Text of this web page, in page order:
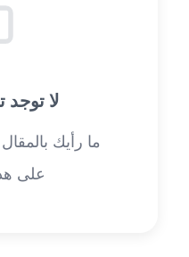
لا توجد
ما رأيك
على